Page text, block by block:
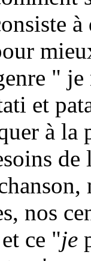
"
et
à la
nos
ce "je